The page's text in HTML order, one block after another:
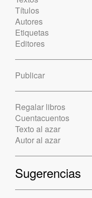
Títulos
Autores
Etiquetas
Editores
Publicar
Regalar libros
Cuentacuentos
Texto al azar
Autor al azar
Sugerencias